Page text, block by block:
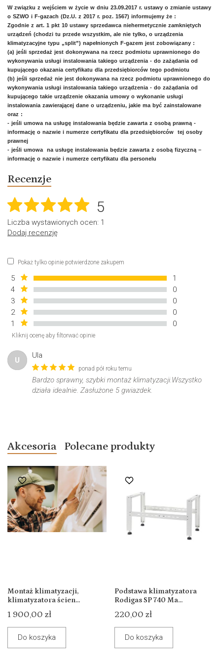
W związku z wejściem w życie w dniu 23.09.2017 r. ustawy o zmianie ustawy
o SZWO i F-gazach (Dz.U. z 2017 r. poz. 1567) informujemy że :
Zgodnie z art. 1 pkt 10 ustawy sprzedawca niehermetycznie zamkniętych
urządzeń (chodzi tu przede wszystkim, ale nie tylko, o urządzenia
klimatyzacyjne typu „split”) napełnionych F-gazem jest zobowiązany :
(a) jeśli sprzedaż jest dokonywana na rzecz podmiotu uprawnionego do
wykonywania usługi instalowania takiego urządzenia - do zażądania od
kupującego okazania certyfikatu dla przedsiębiorców tego podmiotu
(b) jeśli sprzedaż nie jest dokonywana na rzecz podmiotu uprawnionego do
wykonywania usługi instalowania takiego urządzenia - do zażądania od
kupującego takie urządzenie okazania umowy o wykonanie usługi
instalowania zawierającej dane o urządzeniu, jakie ma być zainstalowane
oraz :
- jeśli umowa na usługę instalowania będzie zawarta z osobą prawną -
informację o nazwie i numerze certyfikatu dla przedsiębiorców tej osoby
prawnej
- jeśli umowa na usługę instalowania będzie zawarta z osobą fizyczną –
informację o nazwie i numerze certyfikatu dla personelu
Recenzje
5
Liczba wystawionych ocen: 1
Dodaj recenzję
Pokaż tylko opinie potwierdzone zakupem
5
1
4
0
3
0
2
0
1
0
Kliknij ocenę aby filtorwać opinie
U
Ula
ponad pół roku temu
Bardzo sprawny, szybki montaż klimatyzacji.Wszystko
działa idealnie. Zasłużone 5 gwiazdek.
Akcesoria Polecane produkty
Montaż klimatyzacji,
klimatyzatora ścien...
1 900,00 zł
Do koszyka
Podstawa klimatyzatora
Rodigas SP 740 Ma...
220,00 zł
Do koszyka